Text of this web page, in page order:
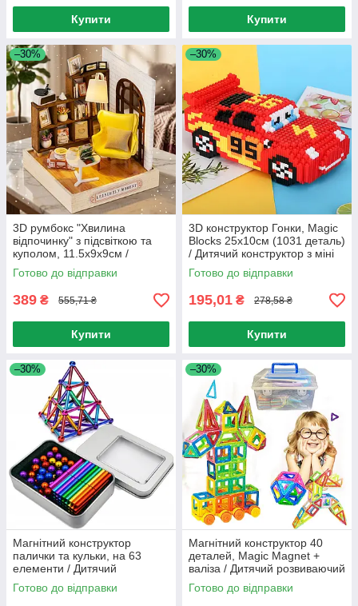
Купити Купити
–30%
3D румбокс "Хвилина
відпочинку" з підсвіткою та
куполом, 11.5х9х9см /
Конструктор 3D / Інтер'єрний
конструктор / Румбокс
Готово до відправки
389 ₴ 555,71 ₴
Купити
–30%
3D конструктор Гонки, Magic
Blocks 25х10см (1031 деталь)
/ Дитячий конструктор з міні
блоків / Піксельний
конструктор 3Д
Готово до відправки
195,01 ₴ 278,58 ₴
Купити
–30%
Магнітний конструктор
палички та кульки, на 63
елементи / Дитячий
конструктор для розвитку на
магнітах
Готово до відправки
–30%
Магнітний конструктор 40
деталей, Magic Magnet +
валіза / Дитячий розвиваючий
конструктор-валіза для дітей
Готово до відправки